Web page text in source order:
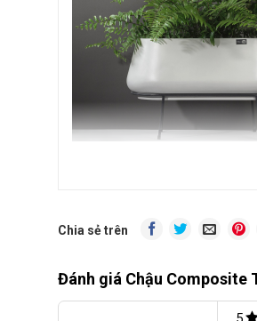
Chia sẻ trên
Đánh giá Chậu Composite